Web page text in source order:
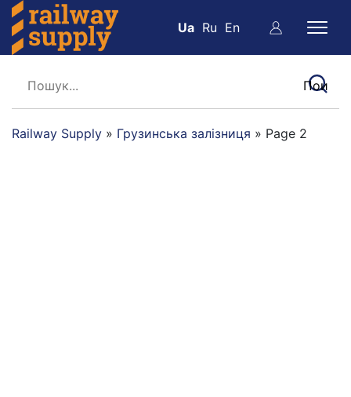
Ua Ru En
Railway Supply » Грузинська залізниця » Page 2